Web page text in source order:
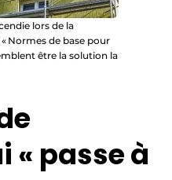
lors de la
Normes de base pour
être la solution la
« passe à